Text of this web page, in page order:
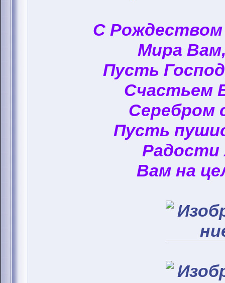
С
Мира
Пусть
Счастьем
Серебром
Пусть
Радости
Вам на